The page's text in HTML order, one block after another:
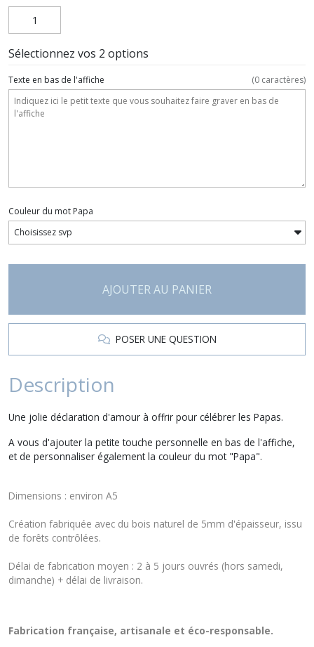
Sélectionnez vos 2 options
Texte en bas de l'affiche (0 caractères)
Couleur du mot Papa
AJOUTER AU PANIER
POSER UNE QUESTION
Description
Une jolie déclaration d'amour à offrir pour célébrer les Papas.
A vous d'ajouter la petite touche personnelle en bas de l'affiche,
et de personnaliser également la couleur du mot "Papa".
Dimensions : environ A5
Création fabriquée avec du bois naturel de 5mm d'épaisseur, issu
de forêts contrôlées.
Délai de fabrication moyen : 2 à 5 jours ouvrés (hors samedi,
dimanche) + délai de livraison.
Fabrication française, artisanale et éco-responsable.